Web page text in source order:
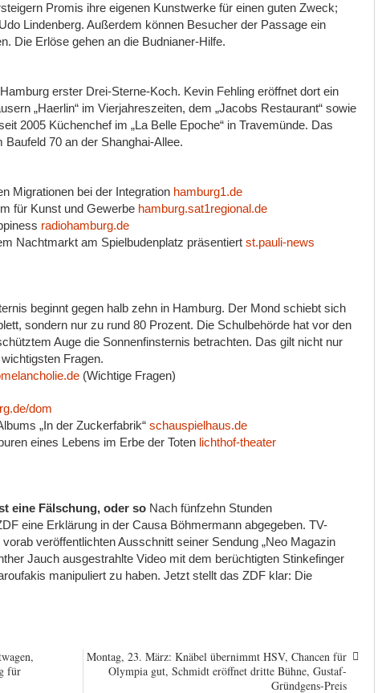
Promis ihre eigenen Kunstwerke für einen guten Zweck;
Lindenberg. Außerdem können Besucher der Passage ein
Die Erlöse gehen an die Budnianer-Hilfe.
erster Drei-Sterne-Koch. Kevin Fehling eröffnet dort ein
„Haerlin“ im Vierjahreszeiten, dem „Jacobs Restaurant“ sowie
2005 Küchenchef im „La Belle Epoche“ in Travemünde. Das
70 an der Shanghai-Allee.
Migrationen bei der Integration hamburg1.de
für Kunst und Gewerbe hamburg.sat1regional.de
radiohamburg.de
Nachtmarkt am Spielbudenplatz präsentiert st.pauli-news
beginnt gegen halb zehn in Hamburg. Der Mond schiebt sich
sondern nur zu rund 80 Prozent. Die Schulbehörde hat vor den
Auge die Sonnenfinsternis betrachten. Das gilt nicht nur
Fragen.
(Wichtige Fragen)
dom
„In der Zuckerfabrik“ schauspielhaus.de
eines Lebens im Erbe der Toten lichthof-theater
eine Fälschung, oder so Nach fünfzehn Stunden
eine Erklärung in der Causa Böhmermann abgegeben. TV-
veröffentlichten Ausschnitt seiner Sendung „Neo Magazin
Jauch ausgestrahlte Video mit dem berüchtigten Stinkefinger
manipuliert zu haben. Jetzt stellt das ZDF klar: Die
für
Montag, 23. März: Knäbel übernimmt HSV, Chancen für
Olympia gut, Schmidt eröffnet dritte Bühne, Gustaf-
Gründgens-Preis